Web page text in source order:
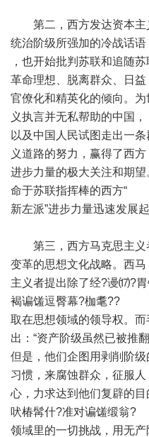
第二，西方发达资本主
统治阶级所强加的冷战话语
，也开始批判苏联和追随
革命理想、脱离群众、日益
官僚化和精英化的倾向。
义执言并无私帮助的中国，
以及中国人民试图走出一
义道路的努力，赢得了西方
进步力量的极大关注和期望
命于苏联指挥棒的西方“
新左派”进步力量迅速发展起
第三，西方马克思主义
变革的思想文化战略。西马
主义者提出除了经?谩⒄?
褐谝馐逗臀幕?枷耄??
取在思想领域的领导权。
出：“资产阶级虽然已被推翻
但是，他们企图用剥削阶
习惯，来腐蚀群众，征服人
心，力求达到他们复辟的
吠椿髯什?准对谝馐缎翁?
领域里的一切挑战，用无